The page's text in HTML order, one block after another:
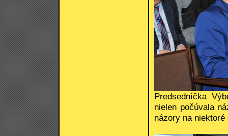
Predsedníčka
nielen počúvala
názory na